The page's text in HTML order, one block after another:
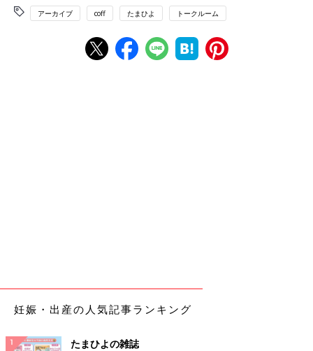
行った、ではなく行く予定ですが良ければ…！ 12月（7ヶ
2*****さん
2人旅！で7ヶ月ごろに温泉旅行行こうて話してますよ😊✌️
アーカイブ coff たまひよ トークルーム
妊娠・出産の人気記事ランキング
たまひよの雑誌